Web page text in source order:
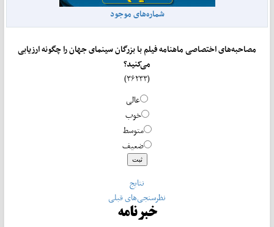
شماره‌های موجود
مصاحبه‌های اختصاصی ماهنامه فیلم با بزرگان سینمای جهان را چگونه ارزیابی
می‌کنید؟
عالی
خوب
متوسط
ضعیف
نتایج
نظرسنجی‌های قبلی
خبرنامه